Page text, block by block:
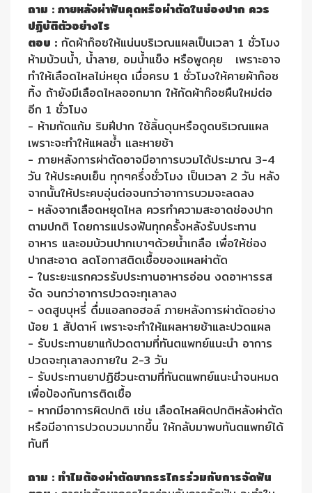
ถาม : ภายหลังผ่าฟันคุดหรือผ่าตัดในช่องปาก ควร
ปฏิบัติตัวอย่างไร
ตอบ : กัดผ้าก๊อซให้แน่นบริเวณแผลเป็นเวลา 1 ชั่วโมง
ห้ามบ้วนน้ำ, น้ำลาย, อมน้ำแข็ง หรือพูดคุย เพราะอาจ
ทำให้เลือดไหลไม่หยุด เมื่อครบ 1 ชั่วโมงให้คายผ้าก๊อซ
ทิ้ง ถ้ายังมีเลือดไหลออกมาก ให้กัดผ้าก๊อซผืนใหม่ต่อ
อีก 1 ชั่วโมง
- ห้ามกัดแก้ม ริมฝีปาก ใช้ลิ้นดุนหรือดูดบริเวณแผล
เพราะจะทำให้แผลช้ำ และหายช้า
- ภายหลังการผ่าตัดอาจมีอาการบวมได้ประมาณ 3-4
วัน ให้ประคบเย็น ทุกๆครึ่งชั่วโมง เป็นเวลา 2 วัน หลัง
จากนั้นให้ประคบอุ่นต่อจนกว่าอาการบวมจะลดลง
- หลังจากเลือดหยุดไหล ควรทำความสะอาดช่องปาก
ตามปกติ โดยการแปรงฟันทุกครั้งหลังรับประทาน
อาหาร และอมบ้วนปากเบาๆด้วยน้ำเกลือ เพื่อให้ช่อง
ปากสะอาด ลดโอกาสติดเชื้อของแผลผ่าตัด
- ในระยะแรกควรรับประทานอาหารอ่อน งดอาหารรส
จัด จนกว่าอาการปวดจะทุเลาลง
- งดสูบบุหรี่ ดื่มแอลกอฮอล์ ภายหลังการผ่าตัดอย่าง
น้อย 1 สัปดาห์ เพราะจะทำให้แผลหายช้าและปวดแผล
- รับประทานยาแก้ปวดตามที่ทันตแพทย์แนะนำ อาการ
ปวดจะทุเลาลงภายใน 2-3 วัน
- รับประทานยาปฏิชีวนะตามที่ทันตแพทย์แนะนำจนหมด
เพื่อป้องกันการติดเชื้อ
- หากมีอาการผิดปกติ เช่น เลือดไหลผิดปกติหลังผ่าตัด
หรือมีอาการปวดบวมมากขึ้น ให้กลับมาพบทันตแพทย์ได้
ทันที
ถาม : ทำไมต้องผ่าตัดขากรรไกรร่วมกับการจัดฟัน